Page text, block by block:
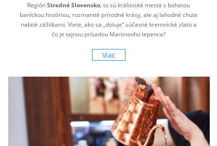
RegiónStredné Slovensko, to sú kráľovské mestá s bohatou
baníckou históriou, rozmanité prírodné krásy, ale aj lahodné chute
nabité zážitkami. Viete, ako sa „doluje“ súčasné kremnické zlato a
čo je tajnou prísadou Martinovho lepenca?
Viac